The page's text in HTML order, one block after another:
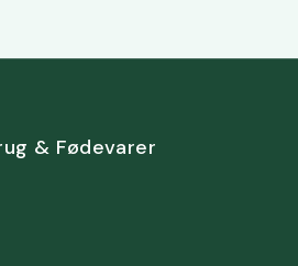
& Fødevarer